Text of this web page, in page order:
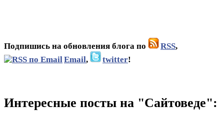
Подпишись на обновления блога по RSS,
Email, twitter!
Интересные посты на "Сайтоведе":